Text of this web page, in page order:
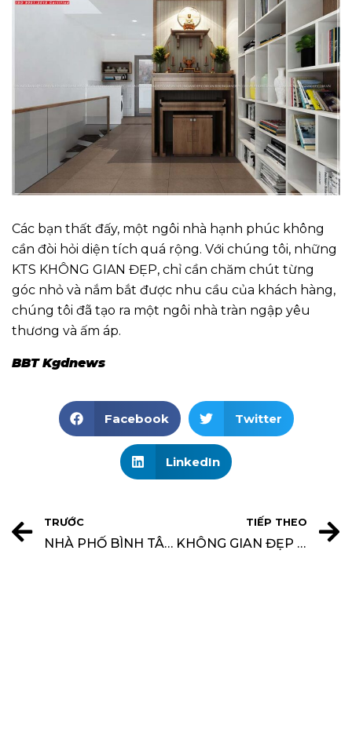
Các bạn thất đấy, một ngôi nhà hạnh phúc không
cần đòi hỏi diện tích quá rộng. Với chúng tôi, những
KTS KHÔNG GIAN ĐẸP, chỉ cần chăm chút từng
góc nhỏ và nắm bắt được nhu cầu của khách hàng,
chúng tôi đã tạo ra một ngôi nhà tràn ngập yêu
thương và ấm áp.
BBT Kgdnews
Facebook Twitter
LinkedIn
TRƯỚC
NHÀ PHỐ BÌNH TÂN: KHÔNG GIAN SỐNG HIỆN ĐẠI KẾT HỢP KINH DOANH VĂN PHÒNG
TIẾP THEO
KHÔNG GIAN ĐẸP TUYỂN DỤNG: PHỤ TRÁCH TRUYỀN THÔNG